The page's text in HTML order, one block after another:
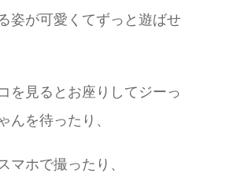
姿が可愛くてずっと遊ばせ
を見るとお座りしてジーっ
んを待ったり、
マホで撮ったり、